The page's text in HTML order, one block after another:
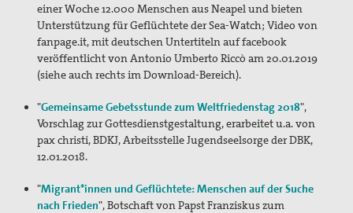
Friedensbildung
Servicestelle Friedensbildung Baden-Württemberg
Netzwerk Friedensbildung Baden-Württemberg
Referent für Friedensbildung
Materialien zur Friedensbildung
Atomwaffen
einer Woche 12.000 Menschen aus Neapel und bieten
Unterstützung für Geflüchtete der Sea-Watch; Video von
fanpage.it, mit deutschen Untertiteln auf facebook
veröffentlicht von Antonio Umberto Riccò am 20.01.2019
(siehe auch rechts im Download-Bereich).
"Gemeinsame Gebetsstunde zum Weltfriedenstag 2018",
Vorschlag zur Gottesdienstgestaltung, erarbeitet u.a. von
pax christi, BDKJ, Arbeitsstelle Jugendseelsorge der DBK,
12.01.2018.
"Migrant*innen und Geflüchtete: Menschen auf der Suche
nach Frieden", Botschaft von Papst Franziskus zum